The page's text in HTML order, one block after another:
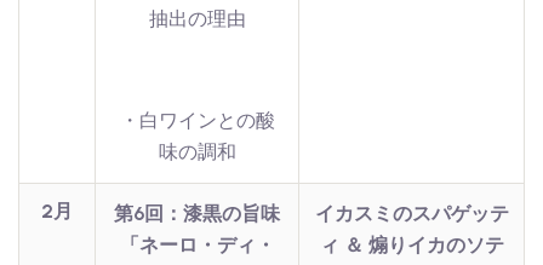
抽出の理由
・白ワインとの酸
味の調和
2月
第6回：漆黒の旨味
「ネーロ・ディ・
イカスミのスパゲッテ
ィ ＆ 煽りイカのソテ